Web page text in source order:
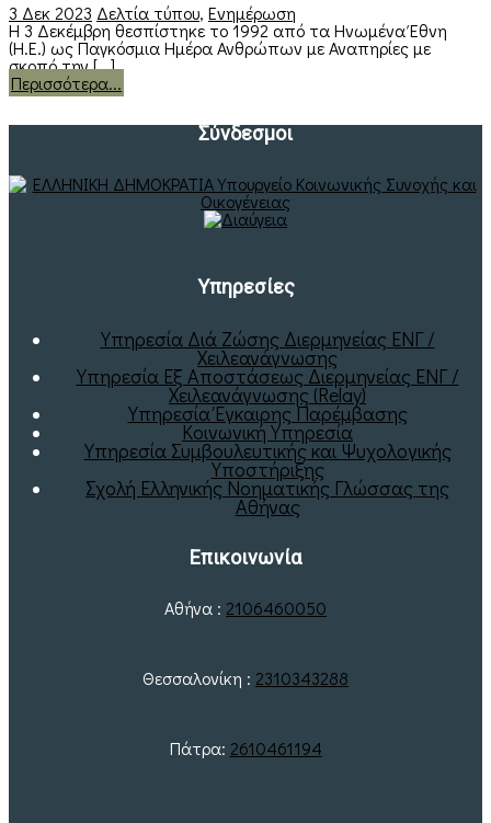
3 Δεκ 2023 Δελτία τύπου, Ενημέρωση
Η 3 Δεκέμβρη θεσπίστηκε το 1992 από τα Ηνωμένα Έθνη
(Η.Ε.) ως Παγκόσμια Ημέρα Ανθρώπων με Αναπηρίες με
σκοπό την [...]
Περισσότερα...
Σύνδεσμοι
Υπηρεσίες
Υπηρεσία Διά Ζώσης Διερμηνείας ΕΝΓ /
Χειλεανάγνωσης
Υπηρεσία Εξ Αποστάσεως Διερμηνείας ΕΝΓ /
Χειλεανάγνωσης (Relay)
Υπηρεσία Έγκαιρης Παρέμβασης
Κοινωνική Υπηρεσία
Υπηρεσία Συμβουλευτικής και Ψυχολογικής
Υποστήριξης
Σχολή Ελληνικής Νοηματικής Γλώσσας της
Αθήνας
Επικοινωνία
Αθήνα : 2106460050
Θεσσαλονίκη : 2310343288
Πάτρα: 2610461194